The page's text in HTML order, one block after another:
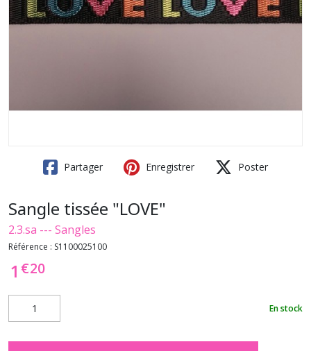
Partager Enregistrer Poster
Sangle tissée "LOVE"
2.3.sa --- Sangles
Référence : S1100025100
1 €20
En stock